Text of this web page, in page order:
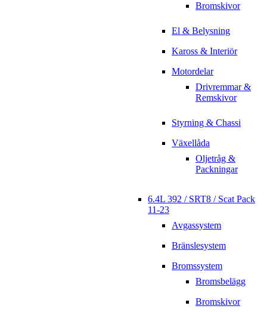
Bromskivor
El & Belysning
Kaross & Interiör
Motordelar
Drivremmar &
Remskivor
Styrning & Chassi
Växellåda
Oljetråg &
Packningar
6.4L 392 / SRT8 / Scat Pack
11-23
Avgassystem
Bränslesystem
Bromssystem
Bromsbelägg
Bromskivor